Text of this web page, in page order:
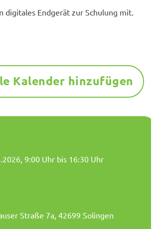
digitales Endgerät zur Schulung mit.
Kalender hinzufügen
, 9:00 Uhr bis 16:30 Uhr
Straße 7a, 42699 Solingen